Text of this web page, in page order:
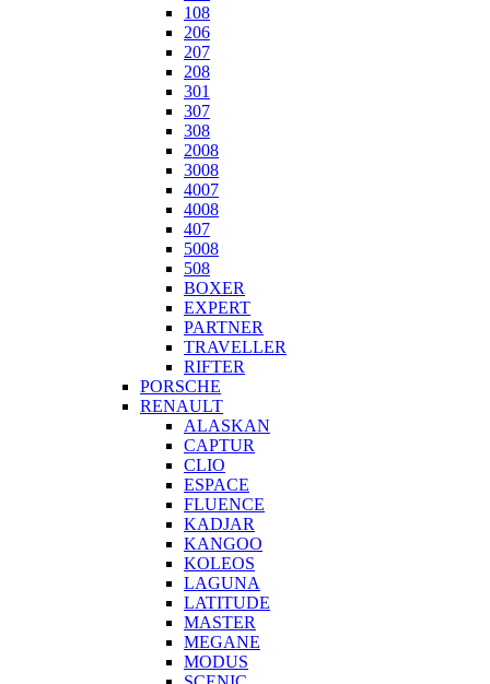
108
206
207
208
301
307
308
2008
3008
4007
4008
407
5008
508
BOXER
EXPERT
PARTNER
TRAVELLER
RIFTER
PORSCHE
RENAULT
ALASKAN
CAPTUR
CLIO
ESPACE
FLUENCE
KADJAR
KANGOO
KOLEOS
LAGUNA
LATITUDE
MASTER
MEGANE
MODUS